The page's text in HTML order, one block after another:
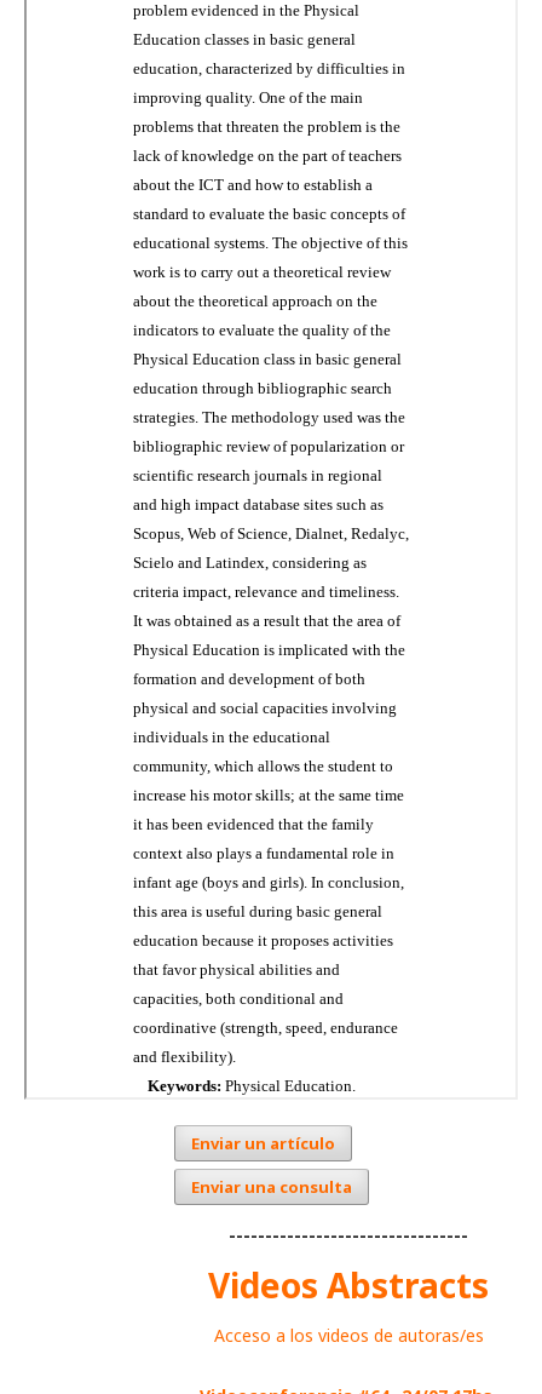
Enviar un artículo
Enviar una consulta
---------------------------------
Videos Abstracts
Acceso a los videos de autoras/es